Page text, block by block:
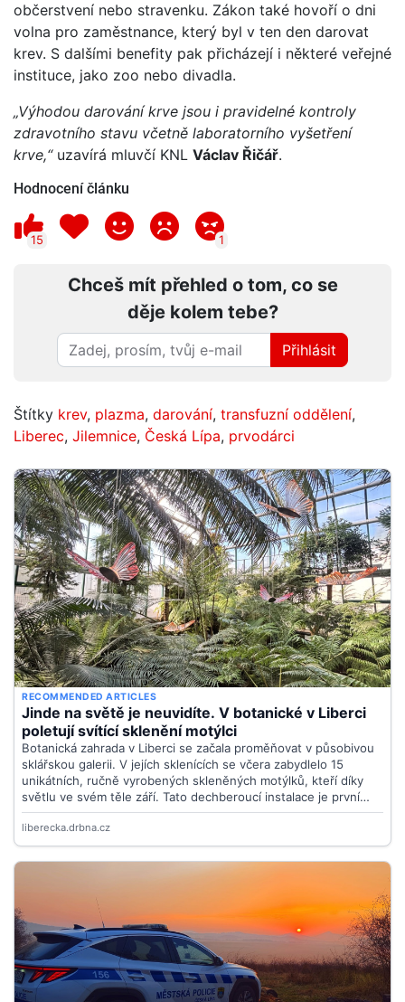
občerstvení nebo stravenku. Zákon také hovoří o dni
volna pro zaměstnance, který byl v ten den darovat
krev. S dalšími benefity pak přicházejí i některé veřejné
instituce, jako zoo nebo divadla.
„Výhodou darování krve jsou i pravidelné kontroly
zdravotního stavu včetně laboratorního vyšetření
krve,“uzavírá mluvčí KNL Václav Řičář.
Hodnocení článku
15 1
Chceš mít přehled o tom, co se
děje kolem tebe?
Přihlásit
Štítky krev, plazma, darování, transfuzní oddělení,
Liberec, Jilemnice, Česká Lípa, prvodárci